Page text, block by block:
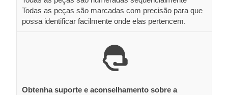
Todas as peças são marcadas com precisão para que
possa identificar facilmente onde elas pertencem.
Obtenha suporte e aconselhamento sobre a